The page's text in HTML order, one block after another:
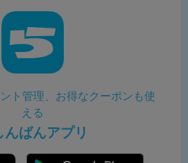
ト管理、お得なクーポンも使
える
んばんアプリ